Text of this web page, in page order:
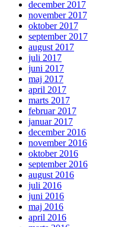
december 2017
november 2017
oktober 2017
september 2017
august 2017
juli 2017
juni 2017
maj 2017
april 2017
marts 2017
februar 2017
januar 2017
december 2016
november 2016
oktober 2016
september 2016
august 2016
juli 2016
juni 2016
maj 2016
april 2016